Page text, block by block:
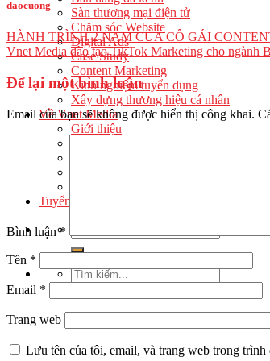
Sàn thương mại điện tử
Chăm sóc Website
Digital Ads
Case Study
Content Marketing
Kinh nghiệm tuyển dụng
Xây dựng thương hiệu cá nhân
Về Vnet Media
Giới thiệu
Tuyển dụng
daocuong
HÀNH TRÌNH 2 NĂM CỦA CÔ GÁI
Vnet Media đào tạo TikTok Marketing cho ngành
Để lại một bình luận
Email của bạn sẽ không được hiển thị công khai.
Bình luận*
Tên *
Email *
Trang web
Lưu tên của tôi, email, và trang web trong